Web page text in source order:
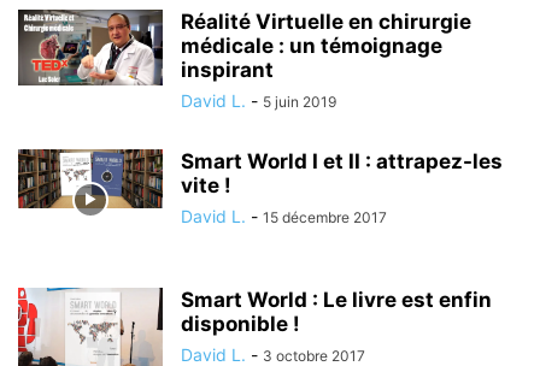
Réalité Virtuelle en chirurgie
médicale : un témoignage
inspirant
David L. - 5 juin 2019
Smart World I et II : attrapez-les
vite !
David L. - 15 décembre 2017
Smart World : Le livre est enfin
disponible !
David L. - 3 octobre 2017